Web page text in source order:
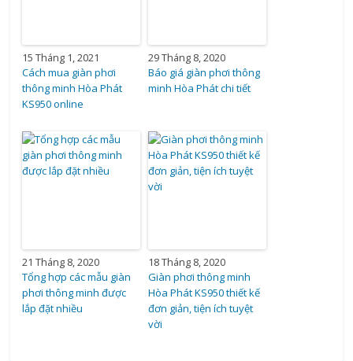
15 Tháng 1, 2021
Cách mua giàn phơi
thông minh Hòa Phát
KS950 online
29 Tháng 8, 2020
Báo giá giàn phơi thông
minh Hòa Phát chi tiết
21 Tháng 8, 2020
Tổng hợp các mẫu giàn
phơi thông minh được
lắp đặt nhiều
18 Tháng 8, 2020
Giàn phơi thông minh
Hòa Phát KS950 thiết kế
đơn giản, tiện ích tuyệt
vời